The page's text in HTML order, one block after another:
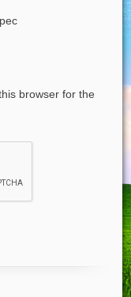
browser for the